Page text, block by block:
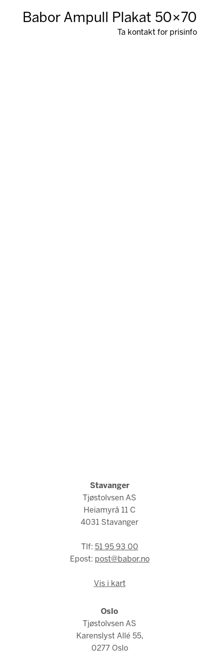
Babor Ampull Plakat 50×70
Ta kontakt for prisinfo
Stavanger
Tjøstolvsen AS
Heiamyrå 11 C
4031 Stavanger
Tlf: 51 95 93 00
Epost: post@babor.no
Vis i kart
Oslo
Tjøstolvsen AS
Karenslyst Allé 55,
0277 Oslo